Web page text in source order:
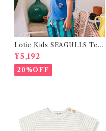
Lotie Kids SEAGULLS Tee
(12m- 8Y)
¥5,192
20%OFF